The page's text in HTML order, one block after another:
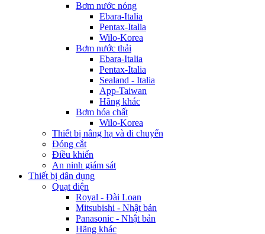
Bơm nước nóng
Ebara-Italia
Pentax-Italia
Wilo-Korea
Bơm nước thải
Ebara-Italia
Pentax-Italia
Sealand - Italia
App-Taiwan
Hãng khác
Bơm hóa chất
Wilo-Korea
Thiết bị nâng hạ và di chuyển
Đóng cắt
Điều khiển
An ninh giám sát
Thiết bị dân dụng
Quạt điện
Royal - Đài Loan
Mitsubishi - Nhật bản
Panasonic - Nhật bản
Hãng khác